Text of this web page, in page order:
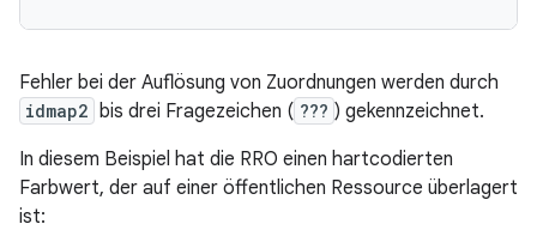
Fehler bei der Auflösung von Zuordnungen werden durch
idmap2 bis drei Fragezeichen ( ??? ) gekennzeichnet.
In diesem Beispiel hat die RRO einen hartcodierten
Farbwert, der auf einer öffentlichen Ressource überlagert
ist: